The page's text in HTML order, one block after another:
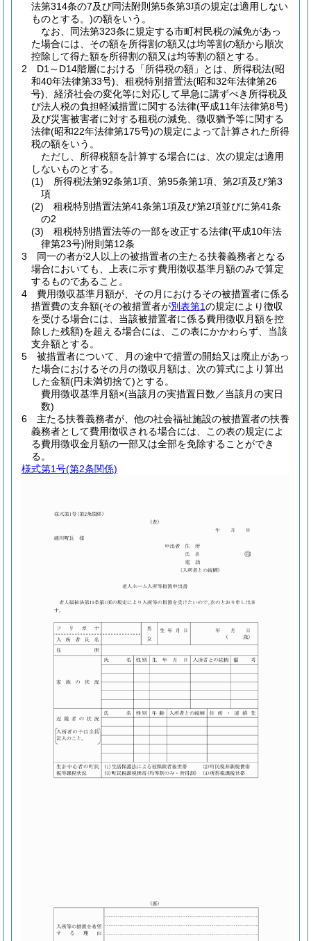
法第314条の7及び同法附則第5条第3項の規定は適用しない
ものとする。)の額をいう。
なお、同法第323条に規定する市町村民税の減免があっ
た場合には、その額を所得割の額又は均等割の額から順次
控除して得た額を所得割の額又は均等割の額とする。
2 D1～D14階層における「所得税の額」とは、所得税法(昭
和40年法律第33号)、租税特別措置法(昭和32年法律第26
号)、経済社会の変化等に対応して早急に講ずべき所得税及
び法人税の負担軽減措置に関する法律(平成11年法律第8号)
及び災害被害者に対する租税の減免、徴収猶予等に関する
法律(昭和22年法律第175号)の規定によって計算された所得
税の額をいう。
ただし、所得税額を計算する場合には、次の規定は適用
しないものとする。
(1) 所得税法第92条第1項、第95条第1項、第2項及び第3
項
(2) 租税特別措置法第41条第1項及び第2項並びに第41条
の2
(3) 租税特別措置法等の一部を改正する法律(平成10年法
律第23号)附則第12条
3 同一の者が2人以上の被措置者の主たる扶養義務者となる
場合においても、上表に示す費用徴収基準月額のみで算定
するものであること。
4 費用徴収基準月額が、その月におけるその被措置者に係る
措置費の支弁額(その被措置者が別表第1の規定により徴収
を受ける場合には、当該被措置者に係る費用徴収月額を控
除した残額)を超える場合には、この表にかかわらず、当該
支弁額とする。
5 被措置者について、月の途中で措置の開始又は廃止があっ
た場合におけるその月の徴収月額は、次の算式により算出
した金額(円未満切捨て)とする。
費用徴収基準月額×(当該月の実措置日数／当該月の実日
数)
6 主たる扶養義務者が、他の社会福祉施設の被措置者の扶養
義務者として費用徴収される場合には、この表の規定によ
る費用徴収金月額の一部又は全部を免除することができ
る。
様式第1号(第2条関係)